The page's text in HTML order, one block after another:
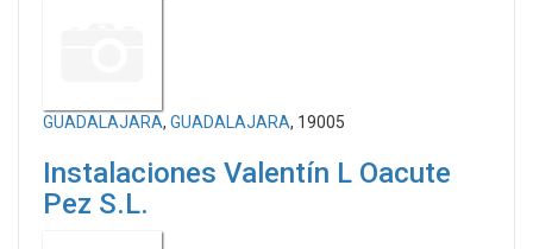
GUADALAJARA, GUADALAJARA, 19005
Instalaciones Valentín L Oacute
Pez S.L.